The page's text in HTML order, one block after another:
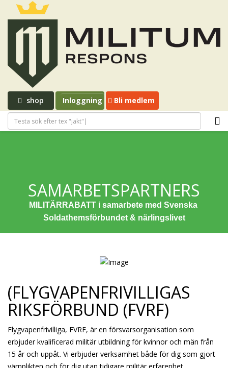
shop Inloggning Bli medlem
SAMARBETSPARTNERS
MILITÄRRABATT i samarbete med Svenska
Soldathemsförbundet & närlingslivet
(FLYGVAPENFRIVILLIGAS
RIKSFÖRBUND (FVRF)
Flygvapenfrivilliga, FVRF, är en försvarsorganisation som
erbjuder kvalificerad militär utbildning för kvinnor och män från
15 år och uppåt. Vi erbjuder verksamhet både för dig som gjort